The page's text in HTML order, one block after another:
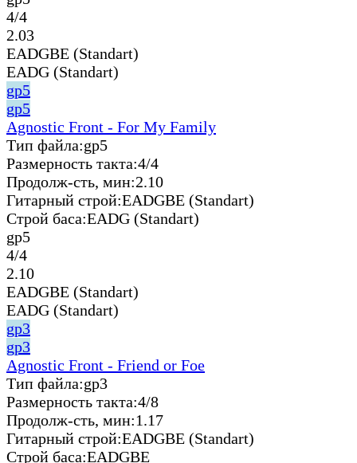
4/4
2.03
EADGBE (Standart)
EADG (Standart)
gp5
gp5
Agnostic Front - For My Family
Тип файла:gp5
Размерность такта:4/4
Продолж-сть, мин:2.10
Гитарный строй:EADGBE (Standart)
Строй баса:EADG (Standart)
gp5
4/4
2.10
EADGBE (Standart)
EADG (Standart)
gp3
gp3
Agnostic Front - Friend or Foe
Тип файла:gp3
Размерность такта:4/8
Продолж-сть, мин:1.17
Гитарный строй:EADGBE (Standart)
Строй баса:EADGBE